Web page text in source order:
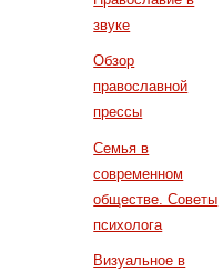
звуке
Обзор
православной
прессы
Семья в
современном
обществе. Советы
психолога
Визуальное в